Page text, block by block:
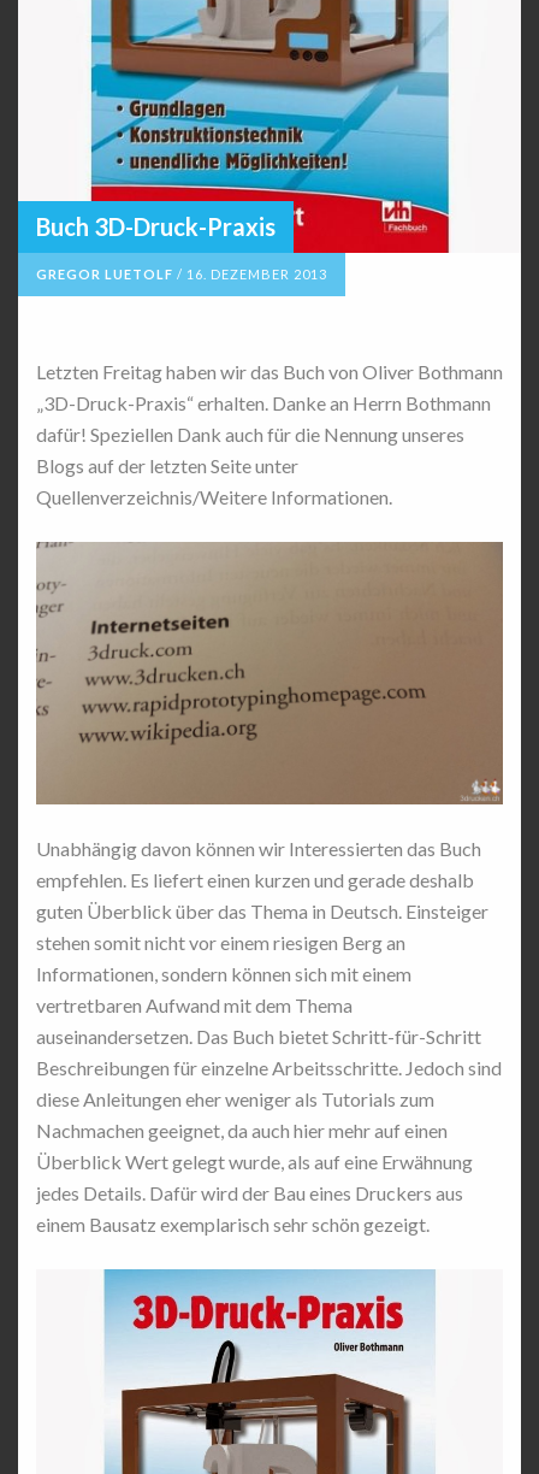
Buch 3D-Druck-Praxis
GREGOR LUETOLF / 16. DEZEMBER 2013
Letzten Freitag haben wir das Buch von Oliver Bothmann
„3D-Druck-Praxis“ erhalten. Danke an Herrn Bothmann
dafür! Speziellen Dank auch für die Nennung unseres
Blogs auf der letzten Seite unter
Quellenverzeichnis/Weitere Informationen.
Unabhängig davon können wir Interessierten das Buch
empfehlen. Es liefert einen kurzen und gerade deshalb
guten Überblick über das Thema in Deutsch. Einsteiger
stehen somit nicht vor einem riesigen Berg an
Informationen, sondern können sich mit einem
vertretbaren Aufwand mit dem Thema
auseinandersetzen. Das Buch bietet Schritt-für-Schritt
Beschreibungen für einzelne Arbeitsschritte. Jedoch sind
diese Anleitungen eher weniger als Tutorials zum
Nachmachen geeignet, da auch hier mehr auf einen
Überblick Wert gelegt wurde, als auf eine Erwähnung
jedes Details. Dafür wird der Bau eines Druckers aus
einem Bausatz exemplarisch sehr schön gezeigt.